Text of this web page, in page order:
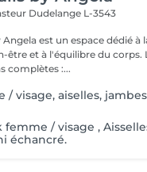
Dudelange L-3543
Angela est un espace dédié à
être et à l'équilibre du corps.
complètes :...
/ visage, aiselles,
femme / visage ,
échancré.